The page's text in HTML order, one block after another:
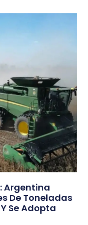
Argentina
De Toneladas
Se Adopta